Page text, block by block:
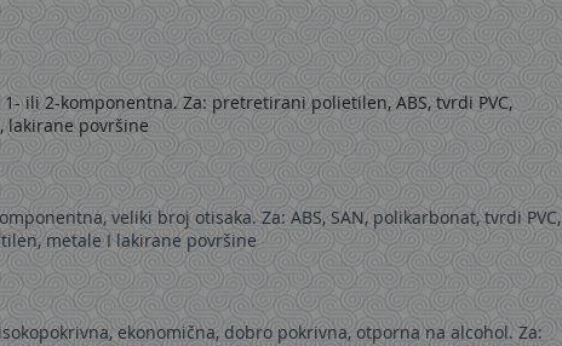
ili 2-komponentna. Za: pretretirani polietilen, ABS, tvrdi PVC,
lakirane površine
veliki broj otisaka. Za: ABS, SAN, polikarbonat, tvrdi PVC,
metale I lakirane površine
ekonomična, dobro pokrivna, otporna na alcohol. Za: